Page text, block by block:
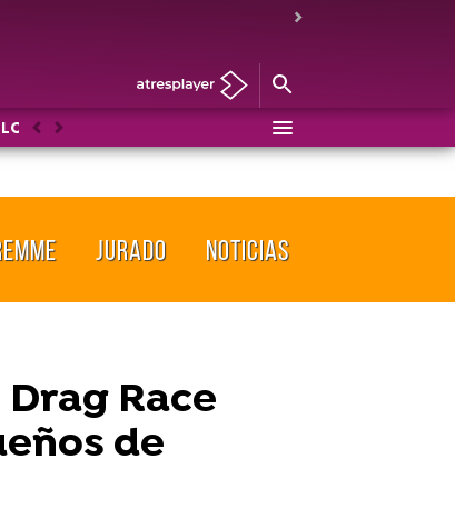
MUNDO LOS PROTEGIDOS:
AnteriorSiguiente
JURADO NOTICIAS
Race
de